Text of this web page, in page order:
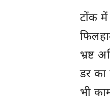
टोंक में
भ्रष्ट
डर का
भी